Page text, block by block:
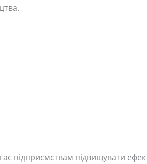
підприємствам підвищувати